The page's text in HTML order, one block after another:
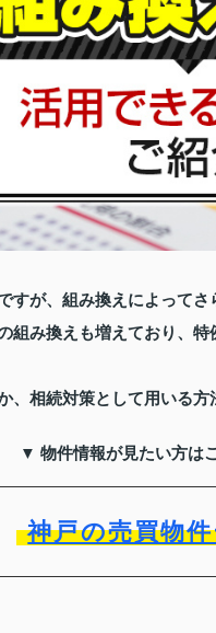
すが、組み換えによってさ
組み換えも増えており、
、相続対策として用いる方
▼ 物件情報が見たい方は
神戸の売買物